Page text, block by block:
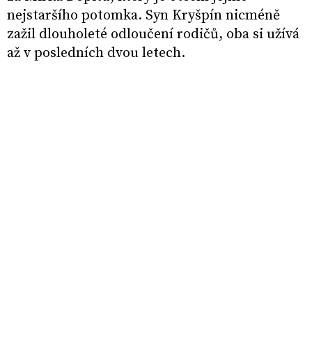
nejstaršího potomka. Syn Kryšpín nicméně
zažil dlouholeté odloučení rodičů, oba si užívá
až v posledních dvou letech.